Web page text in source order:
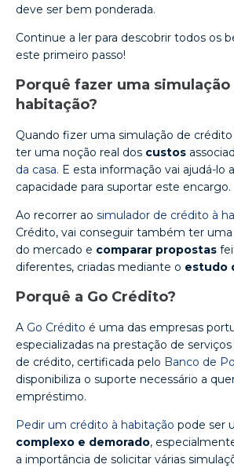
deve ser bem ponderada.
Continue a ler para descobrir todos os
este primeiro passo!
Porquê fazer uma
habitação?
Quando fizer uma simulação de crédito
ter uma noção real dos custos
da casa. E esta informação vai ajudá-lo
capacidade para suportar este encargo.
Ao recorrer ao simulador de crédito à
Crédito, vai conseguir também ter
do mercado e comparar propostas
diferentes, criadas mediante o estudo
Porquê a Go Crédito?
A Go Crédito é uma das empresas
especializadas na prestação de
de crédito, certificada pelo Banco de
disponibiliza o suporte necessário a
empréstimo.
Pedir um crédito à habitação pode ser
complexo e demorado,
a importância de solicitar várias